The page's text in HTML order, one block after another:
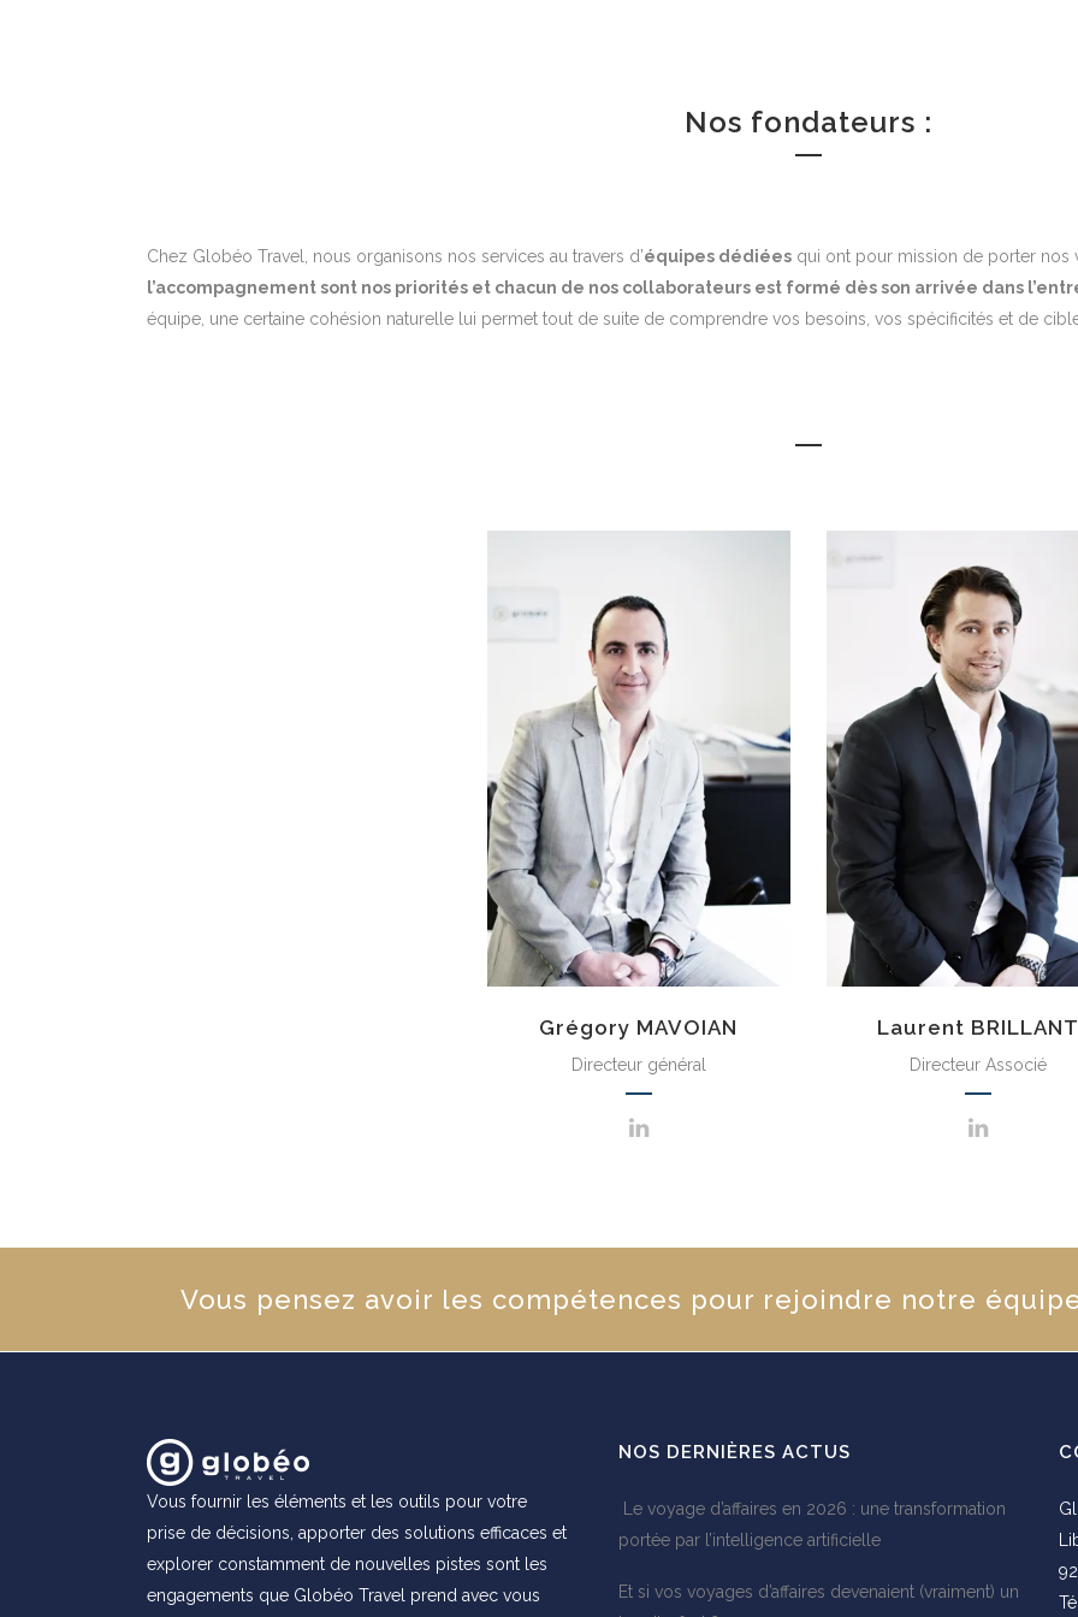
Nos fondateurs :
Chez Globéo Travel, nous organisons nos services au travers d’équipes dédiées qui ont pour mission de porter nos
l’accompagnement sont nos priorités et chacun de nos collaborateurs est formé dès son arrivée dans
équipe, une certaine cohésion naturelle lui permet tout de suite de comprendre vos besoins, vos spécificités et de
Grégory MAVOIAN
Directeur général
Laurent
Directeur Associé
Vous pensez avoir les compétences pour rejoindre notre
Vous fournir les éléments et les outils pour votre
prise de décisions, apporter des solutions efficaces et
explorer constamment de nouvelles pistes sont les
engagements que Globéo Travel prend avec vous
NOS DERNIÈRES ACTUS
Le voyage d’affaires en 2026 : une transformation
portée par l’intelligence artificielle
Et si vos voyages d’affaires devenaient (vraiment) un